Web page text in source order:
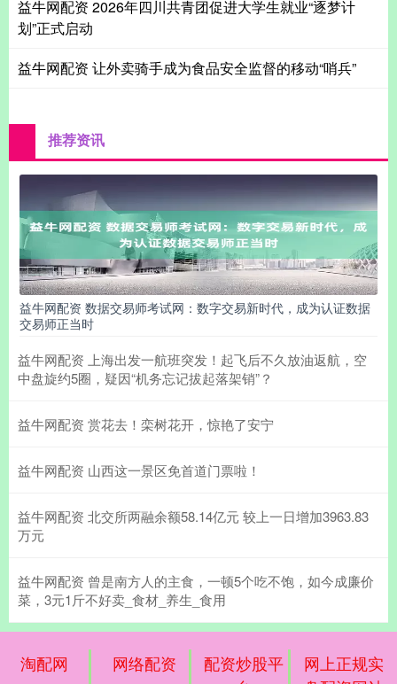
益牛网配资 2026年四川共青团促进大学生就业“逐梦计
划”正式启动
益牛网配资 让外卖骑手成为食品安全监督的移动“哨兵”
推荐资讯
益牛网配资 数据交易师考试网：数字交易新时代，成为认证数据
交易师正当时
益牛网配资 上海出发一航班突发！起飞后不久放油返航，空
中盘旋约5圈，疑因“机务忘记拔起落架销”？
益牛网配资 赏花去！栾树花开，惊艳了安宁
益牛网配资 山西这一景区免首道门票啦！
益牛网配资 北交所两融余额58.14亿元 较上一日增加3963.83
万元
益牛网配资 曾是南方人的主食，一顿5个吃不饱，如今成廉价
菜，3元1斤不好卖_食材_养生_食用
淘配网 网络配资
配资炒股平
网上正规实